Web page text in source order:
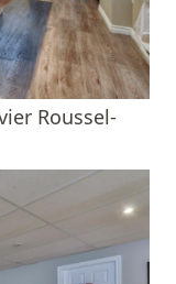
Roussel-